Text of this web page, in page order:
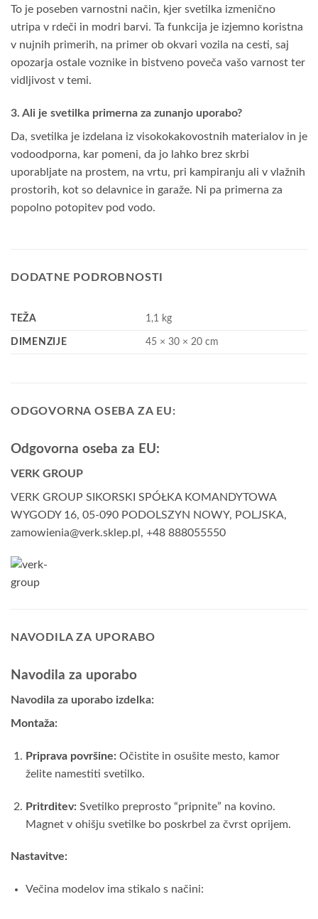
To je poseben varnostni način, kjer svetilka izmenično
utripa v rdeči in modri barvi. Ta funkcija je izjemno koristna
v nujnih primerih, na primer ob okvari vozila na cesti, saj
opozarja ostale voznike in bistveno poveča vašo varnost ter
vidljivost v temi.
3. Ali je svetilka primerna za zunanjo uporabo?
Da, svetilka je izdelana iz visokokakovostnih materialov in je
vodoodporna, kar pomeni, da jo lahko brez skrbi
uporabljate na prostem, na vrtu, pri kampiranju ali v vlažnih
prostorih, kot so delavnice in garaže. Ni pa primerna za
popolno potopitev pod vodo.
DODATNE PODROBNOSTI
TEŽA 1,1 kg
DIMENZIJE 45 × 30 × 20 cm
ODGOVORNA OSEBA ZA EU:
Odgovorna oseba za EU:
VERK GROUP
VERK GROUP SIKORSKI SPÓŁKA KOMANDYTOWA
WYGODY 16, 05-090 PODOLSZYN NOWY, POLJSKA,
zamowienia@verk.sklep.pl, +48 888055550
NAVODILA ZA UPORABO
Navodila za uporabo
Navodila za uporabo izdelka:
Montaža:
Priprava površine:Očistite in osušite mesto, kamor
želite namestiti svetilko.
Pritrditev:Svetilko preprosto “pripnite” na kovino.
Magnet v ohišju svetilke bo poskrbel za čvrst oprijem.
Nastavitve:
Večina modelov ima stikalo s načini: